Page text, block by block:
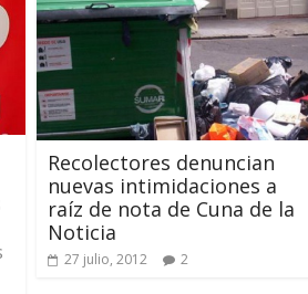
Recolectores denuncian
nuevas intimidaciones a
raíz de nota de Cuna de la
Noticia
27 julio, 2012 2